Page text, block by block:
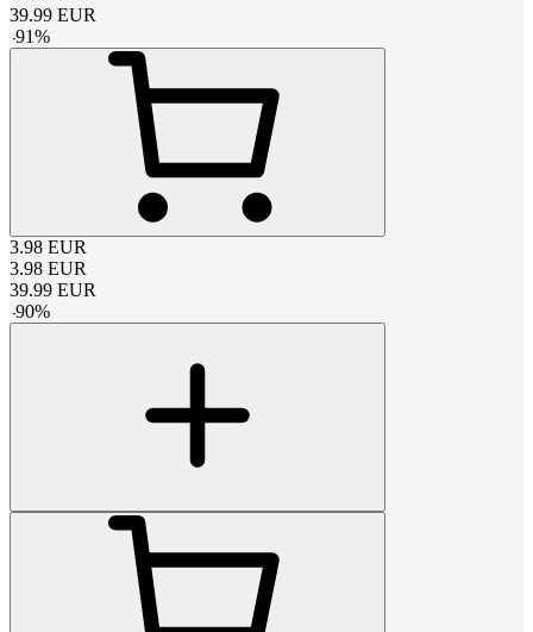
39.99 EUR
-91%
3.98 EUR
3.98 EUR
39.99 EUR
-90%